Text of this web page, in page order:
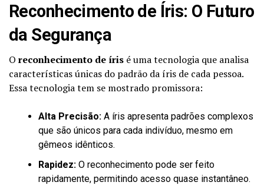
Reconhecimento de Íris: O Futuro
da Segurança
O reconhecimento de íris é uma tecnologia que analisa
características únicas do padrão da íris de cada pessoa.
Essa tecnologia tem se mostrado promissora:
Alta Precisão: A íris apresenta padrões complexos
que são únicos para cada indivíduo, mesmo em
gêmeos idênticos.
Rapidez: O reconhecimento pode ser feito
rapidamente, permitindo acesso quase instantâneo.